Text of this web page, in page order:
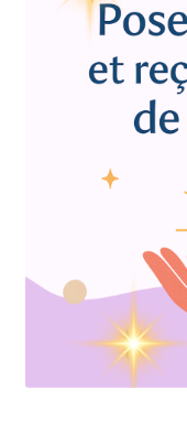
Validation de la
Votre Témoignage